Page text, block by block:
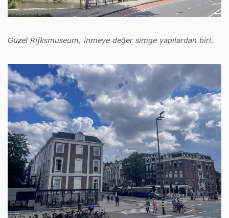
Güzel Rijksmuseum, inmeye değer simge yapılardan biri.